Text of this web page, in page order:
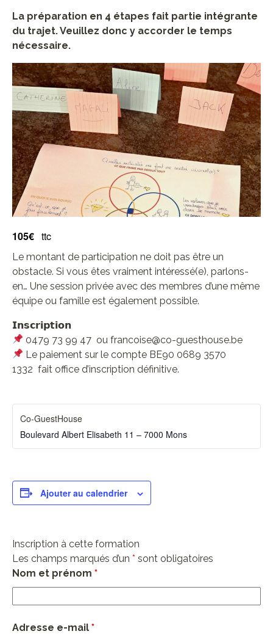
La préparation en 4 étapes fait partie intégrante
du trajet. Veuillez donc y accorder le temps
nécessaire.
105€ ttc
Le montant de participation ne doit pas être un
obstacle. Si vous êtes vraiment intéressé(e), parlons-
en… Une session privée avec des membres d’une même
équipe ou famille est également possible.
𝗜𝗻𝘀𝗰𝗿𝗶𝗽𝘁𝗶𝗼𝗻
0479 73 99 47 ou francoise@co-guesthouse.be
Le paiement sur le compte BE90 0689 3570
1332 fait office d’inscription définitive.
Co-GuestHouse
Boulevard Albert Elisabeth 11 – 7000 Mons
Ajouter au calendrier
Inscription à cette formation
Les champs marqués d’un * sont obligatoires
Nom et prénom *
Adresse e-mail *